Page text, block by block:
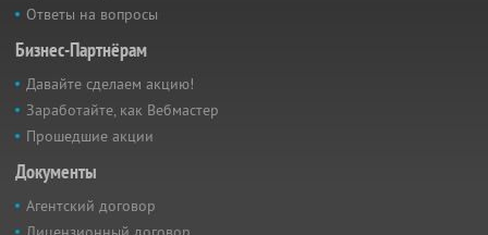
Ответы на вопросы
Бизнес-Партнёрам
Давайте сделаем акцию!
Заработайте, как Вебмастер
Прошедшие акции
Документы
Агентский договор